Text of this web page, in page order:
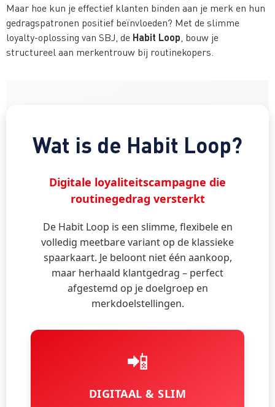
Maar hoe kun je effectief klanten binden aan je merk en hun
gedragspatronen positief beïnvloeden? Met de slimme
loyalty-oplossing van SBJ, de Habit Loop, bouw je
structureel aan merkentrouw bij routinekopers.
Wat is de Habit Loop?
Digitale loyaliteitscampagne die
routinegedrag versterkt
De Habit Loop is een slimme, flexibele en
volledig meetbare variant op de klassieke
spaarkaart. Je beloont niet één aankoop,
maar herhaald klantgedrag – perfect
afgestemd op je doelgroep en
merkdoelstellingen.
📲
DIGITAAL & SLIM